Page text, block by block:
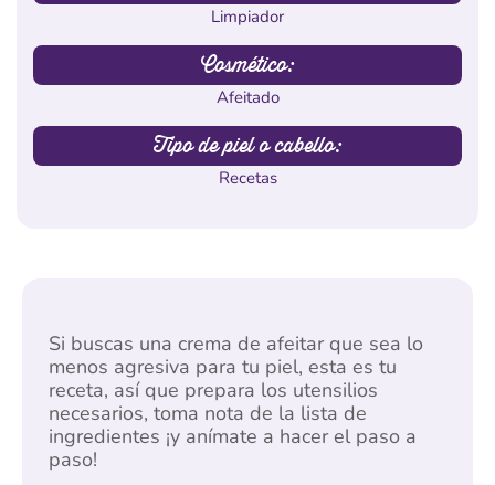
Limpiador
Cosmético:
Afeitado
Tipo de piel o cabello:
Recetas
Si buscas una crema de afeitar que sea lo
menos agresiva para tu piel, esta es tu
receta, así que prepara los utensilios
necesarios, toma nota de la lista de
ingredientes ¡y anímate a hacer el paso a
paso!